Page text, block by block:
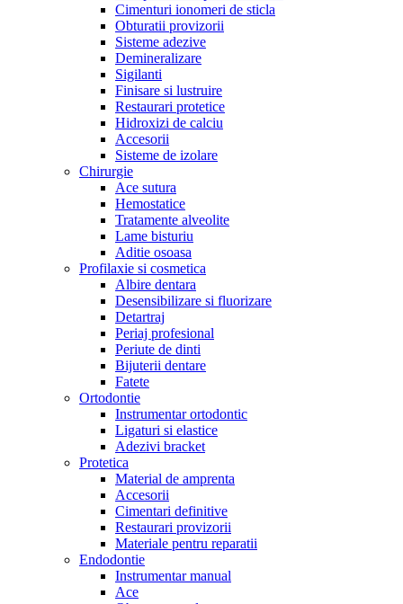
Cimenturi ionomeri de sticla
Obturatii provizorii
Sisteme adezive
Demineralizare
Sigilanti
Finisare si lustruire
Restaurari protetice
Hidroxizi de calciu
Accesorii
Sisteme de izolare
Chirurgie
Ace sutura
Hemostatice
Tratamente alveolite
Lame bisturiu
Aditie osoasa
Profilaxie si cosmetica
Albire dentara
Desensibilizare si fluorizare
Detartraj
Periaj profesional
Periute de dinti
Bijuterii dentare
Fatete
Ortodontie
Instrumentar ortodontic
Ligaturi si elastice
Adezivi bracket
Protetica
Material de amprenta
Accesorii
Cimentari definitive
Restaurari provizorii
Materiale pentru reparatii
Endodontie
Instrumentar manual
Ace